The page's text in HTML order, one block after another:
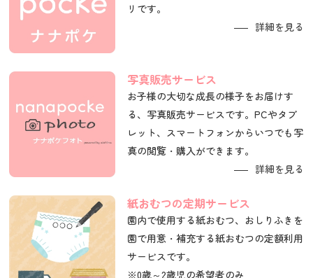
リです。
詳細を見る
写真販売サービス
お子様の大切な成長の様子をお届けす
る、写真販売サービスです。PCやタブ
レット、スマートフォンからいつでも写
真の閲覧・購入ができます。
詳細を見る
紙おむつの定期サービス
園内で使用する紙おむつ、おしりふきを
園で用意・補充する紙おむつの定額利用
サービスです。
※0歳～2歳児の希望者のみ